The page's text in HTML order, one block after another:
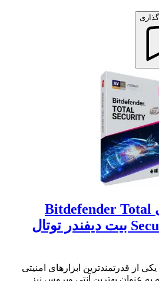
دانلود بسته امنیتی Bitdefender Total
Security v27.0.55.298 بیت دیفندر توتال
Bitdefender Total Security یکی از قدرتمندترین ابزارهای امنیتی
عنوان بهترین آنتی ویروس نیز